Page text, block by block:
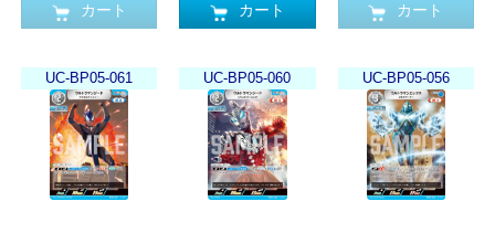
カート カート カート
UC-BP05-061 UC-BP05-060 UC-BP05-056